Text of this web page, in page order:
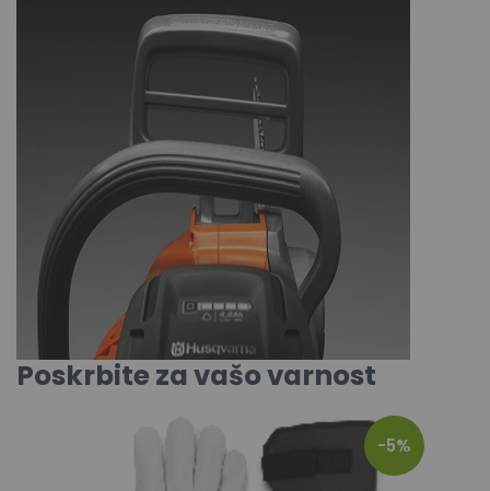
Poskrbite za vašo varnost
-5%